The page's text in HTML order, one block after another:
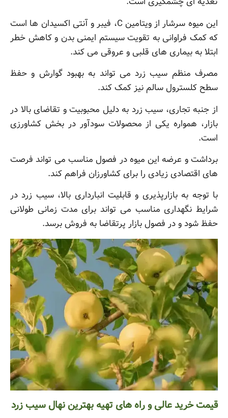
این میوه سرشار از ویتامین C، فیبر و آنتی اکسیدان ها است
که کمک فراوانی به تقویت سیستم ایمنی بدن و کاهش خطر
ابتلا به بیماری های قلبی و عروقی می کند.
مصرف منظم سیب زرد می تواند به بهبود گوارش و حفظ
سطح کلسترول سالم نیز کمک کند.
از جنبه تجاری، سیب زرد به دلیل محبوبیت و تقاضای بالا در
بازار، همواره یکی از محصولات سودآور در بخش کشاورزی
است.
برداشت و عرضه این میوه در فصول مناسب می تواند فرصت
های اقتصادی زیادی را برای کشاورزان فراهم کند.
با توجه به بازارپذیری و قابلیت انبارداری بالا، سیب زرد در
شرایط نگهداری مناسب می تواند برای مدت زمانی طولانی
حفظ شود و در فصول بازار پرتقاضا به فروش برسد.
قیمت خرید عالی و راه های تهیه بهترین نهال سیب زرد